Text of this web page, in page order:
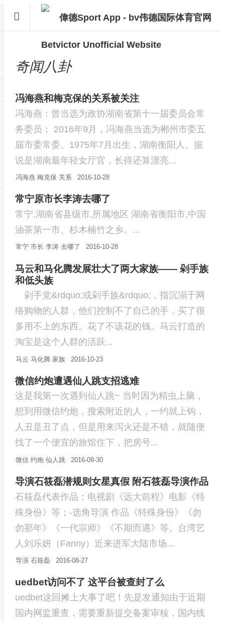
奇闻八卦
冯海燕和梅克保的关系被关注
冯海燕：曾当选为政协湖南省第十一届委员会常
务委员； 2016年9月，冯海燕当选为郴州市委五
届市委常委。1975年7月出生，湖南衡阳人。据
说是湖南最年轻女厅官，长得还算漂亮...
冯海燕 梅克保 关系 2016-10-28
常宁原市长李涛去哪了
常宁,湖南省县级市,所属地区 湖南省衡阳市,中国
油茶第一市、杉木楠竹之乡。...
常宁 市长 李涛 去哪了 2016-10-28
马云和马化腾发展壮大了两大家族—— 剁手族
和低头族
剁手党&rdquo;或剁手族&rdquo;，指沉溺于网
络购物的人群，他们控制不了自己的手，买了很
多用不上的东西。花了不该花的钱。马云打造的
淘宝是这个人群的活跃...
马云 马化腾 家族 2016-10-23
微信约炮遭遇仙人跳支招逃难
这是我第一次遇到仙人跳~ 当时因为精虫上脑，
想到用微信约炮，搜索附近的人，一约就上钩，
人丑是丑了点，但是用来泻火还是不错，就随便
找了一个便宜的旅馆住下，把房号...
微信 约炮 仙人跳 2016-09-30
导演石筱磊潜规则女星真假 附石筱磊导演作品
石筱磊代表作品：电视剧《远大前程》电影《特
殊身份》等；-选角导演 作品《特殊身份》《勿
勿那年》《一代宗师》《不期而遇》等。台湾艺
人刘乐妍（Fanny）近来进军大陆市场...
导演 石筱磊 2016-08-27
uedbet访问不了 这平台被查封了么
uedbet这回摊上大事了吧！先是发通知由于近期
国内网监重查，需要重新提交备案审核，国内线